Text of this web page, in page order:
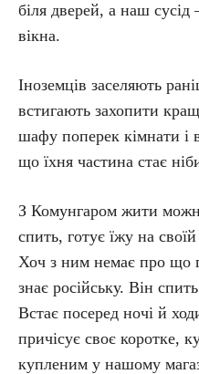
біля дверей, а наш сусід
вікна.
Іноземців заселяють
встигають захопити
шафу поперек кімнати і
що їхня частина стає
З Комунгаром жити
спить, готує їжу на
Хоч з ним немає про що
знає російську. Він
Встає посеред ночі й
причісує своє коротке,
купленим у нашому